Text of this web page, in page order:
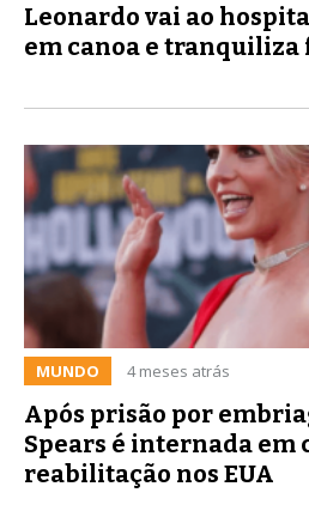
Leonardo vai ao
em canoa e tranquiliza
MUNDO 4 meses atrás
Após prisão por
Spears é internada em
reabilitação nos EUA